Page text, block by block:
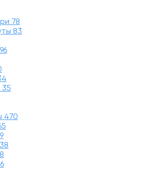
78
83
35
470